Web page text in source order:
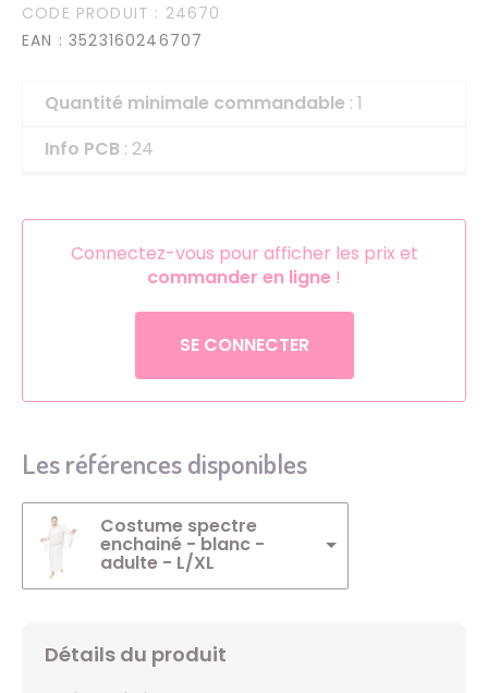
CODE PRODUIT : 24670
EAN : 3523160246707
Quantité minimale commandable : 1
Info PCB : 24
Connectez-vous pour afficher les prix et
commander en ligne !
SE CONNECTER
Les références disponibles
Costume spectre
enchainé - blanc -
adulte - L/XL
Détails du produit